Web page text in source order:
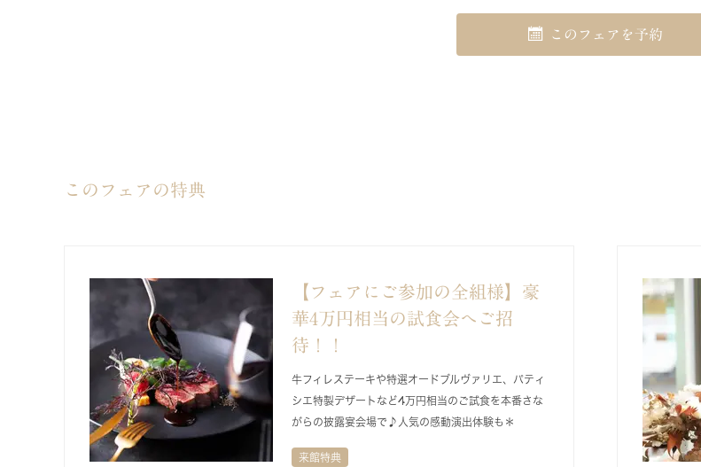
このフェアを予約
このフェアの特典
【フェアにご参加の全組様】豪
華4万円相当の試食会へご招
待！！
牛フィレステーキや特選オードブルヴァリエ、パティ
シエ特製デザートなど4万円相当のご試食を本番さな
がらの披露宴会場で♪人気の感動演出体験も＊
来館特典